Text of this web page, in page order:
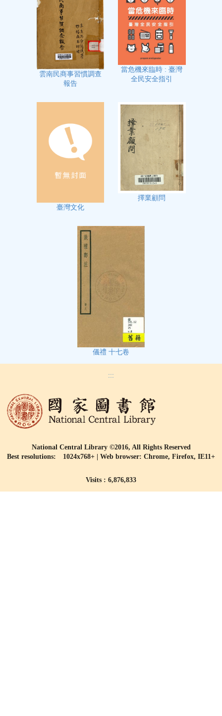
雲南民商事習慣調查
報告
當危機來臨時 : 臺灣
全民安全指引
臺灣文化
擇業顧問
儀禮 十七卷
:::
National Central Library ©2016, All Rights Reserved
Best resolutions: 1024x768+ | Web browser: Chrome, Firefox, IE11+
Visits : 6,876,833